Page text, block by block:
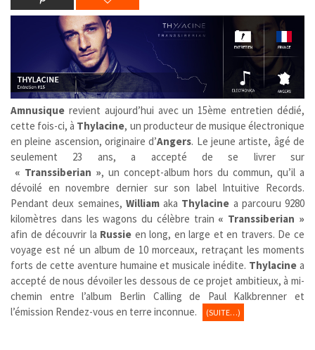
Amnusique revient aujourd’hui avec un 15ème entretien dédié,
cette fois-ci, à Thylacine, un producteur de musique électronique
en pleine ascension, originaire d’Angers. Le jeune artiste, âgé de
seulement 23 ans, a accepté de se livrer sur
« Transsiberian », un concept-album hors du commun, qu’il a
dévoilé en novembre dernier sur son label Intuitive Records.
Pendant deux semaines, Williamaka Thylacine a parcouru 9280
kilomètres dans les wagons du célèbre train « Transsiberian »
afin de découvrir la Russie en long, en large et en travers. De ce
voyage est né un album de 10 morceaux, retraçant les moments
forts de cette aventure humaine et musicale inédite. Thylacine a
accepté de nous dévoiler les dessous de ce projet ambitieux, à mi-
chemin entre l’album Berlin Calling de Paul Kalkbrenner et
l’émission Rendez-vous en terre inconnue.
(SUITE…)